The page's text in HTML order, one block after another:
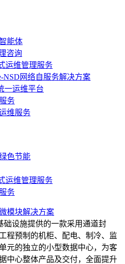
能体
咨询
运维管理服务
NSD网络自服务解决方案
一运维平台
务
维服务
色节能
运维管理服务
务
模块解决方案
础设施提供的一款采用通道封
程预制的机柜、配电、制冷、监
元的独立的小型数据中心，为客
中心整体产品及交付，全面提升